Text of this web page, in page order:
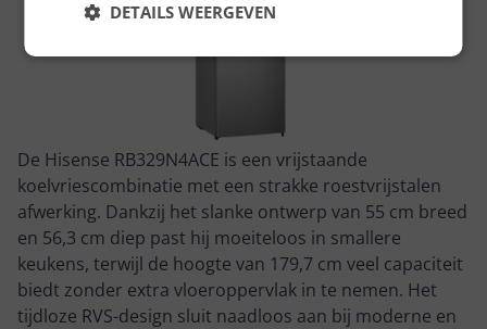
De Hisense RB329N4ACE is een vrijstaande
koelvriescombinatie met een strakke roestvrijstalen
afwerking. Dankzij het slanke ontwerp van 55 cm breed
en 56,3 cm diep past hij moeiteloos in smallere
keukens, terwijl de hoogte van 179,7 cm veel capaciteit
biedt zonder extra vloeroppervlak in te nemen. Het
tijdloze RVS-design sluit naadloos aan bij moderne en
DETAILS WEERGEVEN